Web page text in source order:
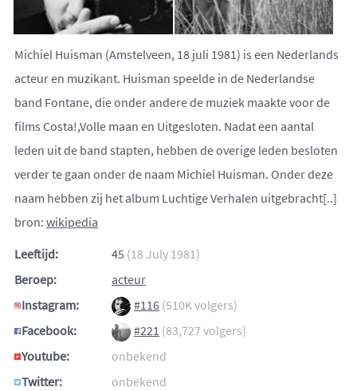
Michiel Huisman (Amstelveen, 18 juli 1981) is een Nederlands
acteur en muzikant. Huisman speelde in de Nederlandse
band Fontane, die onder andere de muziek maakte voor de
films Costa!,Volle maan en Uitgesloten. Nadat een aantal
leden uit de band stapten, hebben de overige leden besloten
verder te gaan onder de naam Michiel Huisman. Onder deze
naam hebben zij het album Luchtige Verhalen uitgebracht[..]
bron: wikipedia
Leeftijd:
45 (18 July 1981)
Beroep:
acteur
Instagram:
#116 (510K volgers)
Facebook:
#221 (83,727 volgers)
Youtube:
onbekend
Twitter:
onbekend